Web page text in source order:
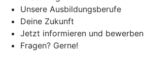
Unsere Ausbildungsberufe
Deine Zukunft
Jetzt informieren und bewerben
Fragen? Gerne!